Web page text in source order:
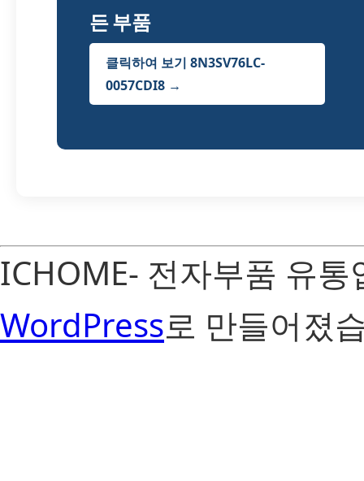
든 부품
클릭하여 보기 8N3SV76LC-
0057CDI8 →
ICHOME- 전자부품 유
WordPress로 만들어졌